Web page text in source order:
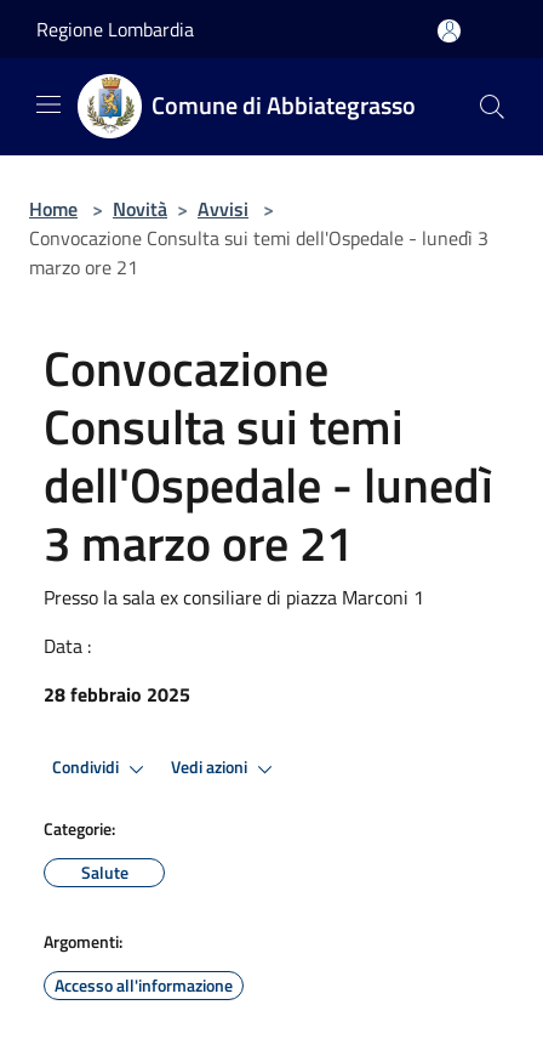
Regione Lombardia
Comune di Abbiategrasso
Home > Novità > Avvisi >
Convocazione Consulta sui temi dell'Ospedale - lunedì 3
marzo ore 21
Convocazione
Consulta sui temi
dell'Ospedale - lunedì
3 marzo ore 21
Presso la sala ex consiliare di piazza Marconi 1
Data :
28 febbraio 2025
Condividi Vedi azioni
Categorie:
Salute
Argomenti:
Accesso all'informazione